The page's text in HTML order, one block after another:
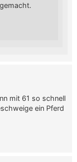
mit 61 so schnell
ein Pferd